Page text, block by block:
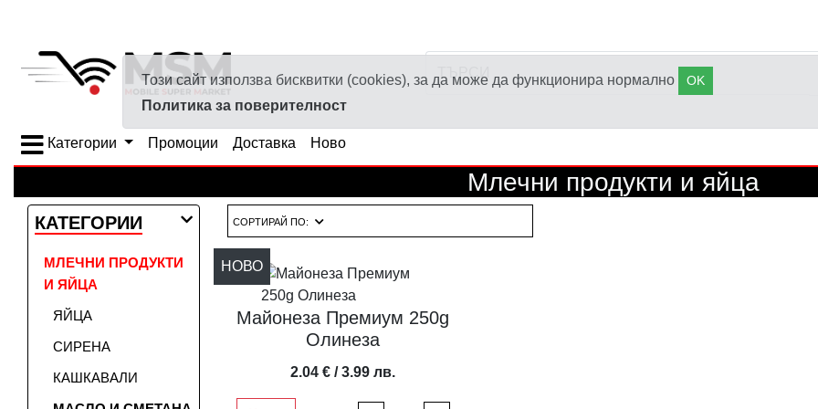
Категории Промоции Доставка Ново
Млечни продукти и яйца
Този сайт използва бисквитки (cookies), за да може да функционира нормално OK
Политика за поверителност
КАТЕГОРИИ
МЛЕЧНИ ПРОДУКТИ
И ЯЙЦА
ЯЙЦА
СИРЕНА
КАШКАВАЛИ
СОРТИРАЙ ПО:
НОВО
Майонеза Премиум 250g
Олинеза
2.04 € / 3.99 лв.